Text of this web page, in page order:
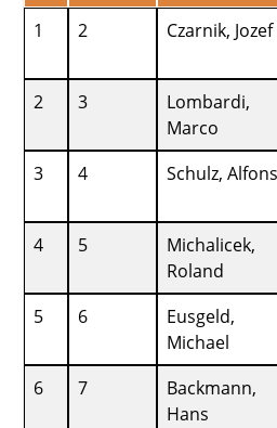
1
2 Czarnik, Jozef
2
3
Lombardi,
Marco
3
4 Schulz, Alfons
4
5
Michalicek,
Roland
5
6
Eusgeld,
Michael
6
7
Backmann,
Hans